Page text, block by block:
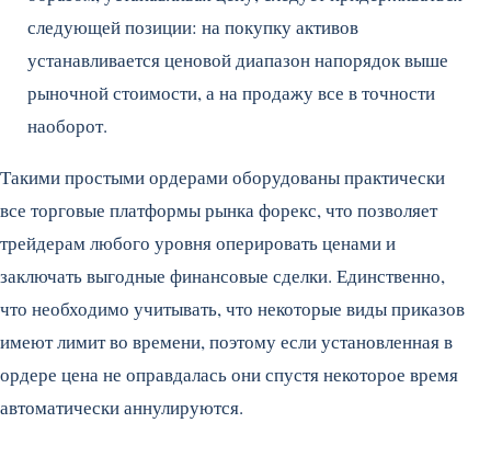
следующей позиции: на покупку активов
устанавливается ценовой диапазон напорядок выше
рыночной стоимости, а на продажу все в точности
наоборот.
Такими простыми ордерами оборудованы практически
все торговые платформы рынка форекс, что позволяет
трейдерам любого уровня оперировать ценами и
заключать выгодные финансовые сделки. Единственно,
что необходимо учитывать, что некоторые виды приказов
имеют лимит во времени, поэтому если установленная в
ордере цена не оправдалась они спустя некоторое время
автоматически аннулируются.